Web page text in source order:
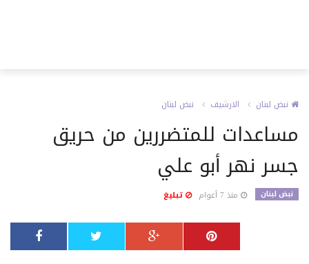
نبض لبنان الارشيف نبض لبنان
مساعدات للمتضررين من حريق
جسر نهر أبو علي
نبض لبنان منذ 7 أعوام تبليغ